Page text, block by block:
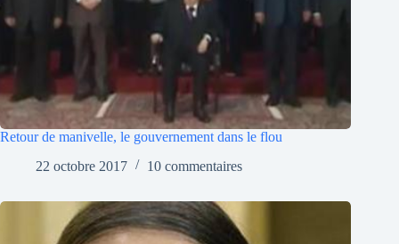
Retour de manivelle, le gouvernement dans le flou
22 octobre 2017
10 commentaires